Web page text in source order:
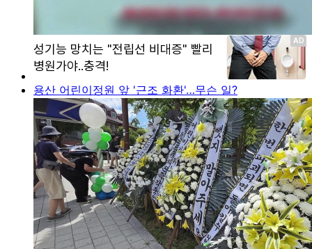
용산 어린이정원 앞 '근조 화환'…무슨 일?